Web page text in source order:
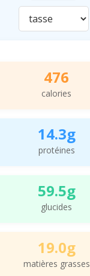
476
calories
14.3g
protéines
59.5g
glucides
19.0g
matières grasses